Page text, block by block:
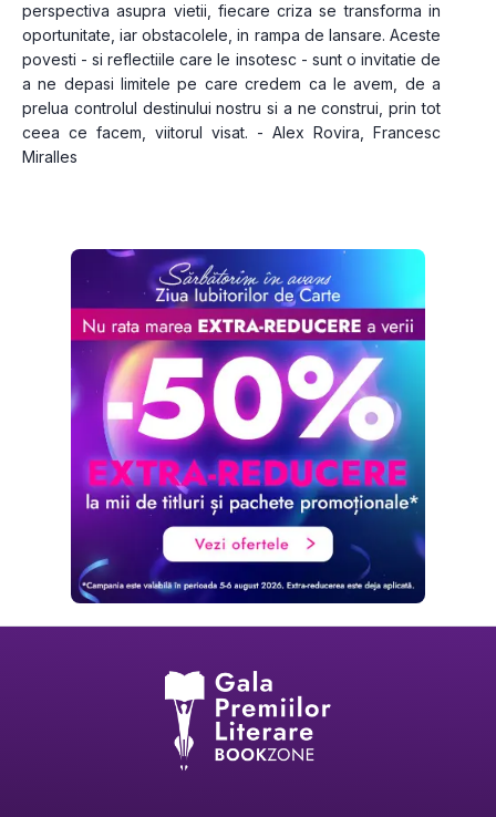
perspectiva asupra vietii, fiecare criza se transforma in
oportunitate, iar obstacolele, in rampa de lansare. Aceste
povesti - si reflectiile care le insotesc - sunt o invitatie de
a ne depasi limitele pe care credem ca le avem, de a
prelua controlul destinului nostru si a ne construi, prin tot
ceea ce facem, viitorul visat. - Alex Rovira, Francesc
Miralles